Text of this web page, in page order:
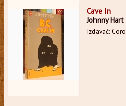
Cave In
Johnny Hart
Izdavač: